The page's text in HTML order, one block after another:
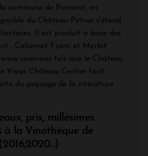
commune de Pomerol, en
du Château Pétrus s'étend
hectares. Il est produit à base des
: Cabernet Franc et Merlot.
reconnus tels que le Château
Vieux Château Certan font
du paysage de la viticulture
prix, millésimes
à la Vinothèque de